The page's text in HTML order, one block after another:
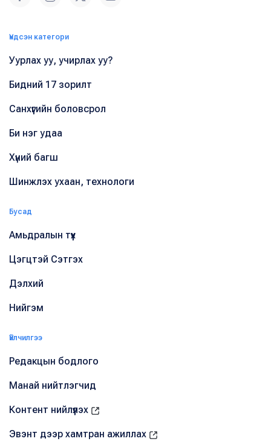
Үндсэн категори
Уурлах уу, учирлах уу?
Бидний 17 зорилт
Санхүүгийн боловсрол
Би нэг удаа
Хүний багш
Шинжлэх ухаан, технологи
Бусад
Амьдралын түүх
Цэгцтэй Сэтгэх
Дэлхий
Нийгэм
Үйлчилгээ
Редакцын бодлого
Манай нийтлэгчид
Контент нийлүүлэх
Эвэнт дээр хамтран ажиллах